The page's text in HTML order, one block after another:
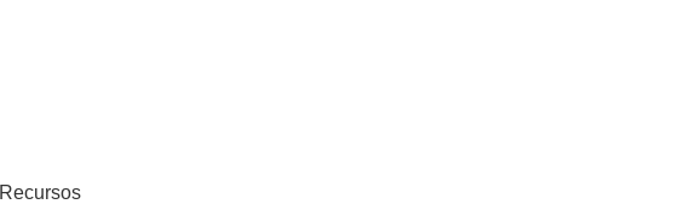
Recursos